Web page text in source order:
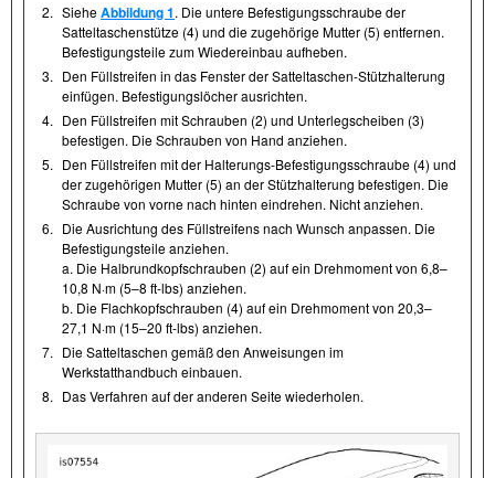
2. SieheAbbildung 1. Die untere Befestigungsschraube der
Satteltaschenstütze (4) und die zugehörige Mutter (5) entfernen.
Befestigungsteile zum Wiedereinbau aufheben.
3. Den Füllstreifen in das Fenster der Satteltaschen-Stützhalterung
einfügen. Befestigungslöcher ausrichten.
4. Den Füllstreifen mit Schrauben (2) und Unterlegscheiben (3)
befestigen. Die Schrauben von Hand anziehen.
5. Den Füllstreifen mit der Halterungs-Befestigungsschraube (4) und
der zugehörigen Mutter (5) an der Stützhalterung befestigen. Die
Schraube von vorne nach hinten eindrehen. Nicht anziehen.
6. Die Ausrichtung des Füllstreifens nach Wunsch anpassen. Die
Befestigungsteile anziehen.
a. Die Halbrundkopfschrauben (2) auf ein Drehmoment von 6,8–
10,8 N·m (5–8 ft-lbs) anziehen.
b. Die Flachkopfschrauben (4) auf ein Drehmoment von 20,3–
27,1 N·m (15–20 ft-lbs) anziehen.
7. Die Satteltaschen gemäß den Anweisungen im
Werkstatthandbuch einbauen.
8. Das Verfahren auf der anderen Seite wiederholen.